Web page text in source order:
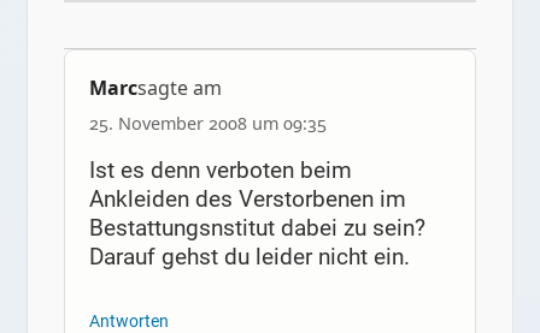
Marcsagte am
25. November 2008 um 09:35
Ist es denn verboten beim
Ankleiden des Verstorbenen im
Bestattungsnstitut dabei zu sein?
Darauf gehst du leider nicht ein.
Antworten